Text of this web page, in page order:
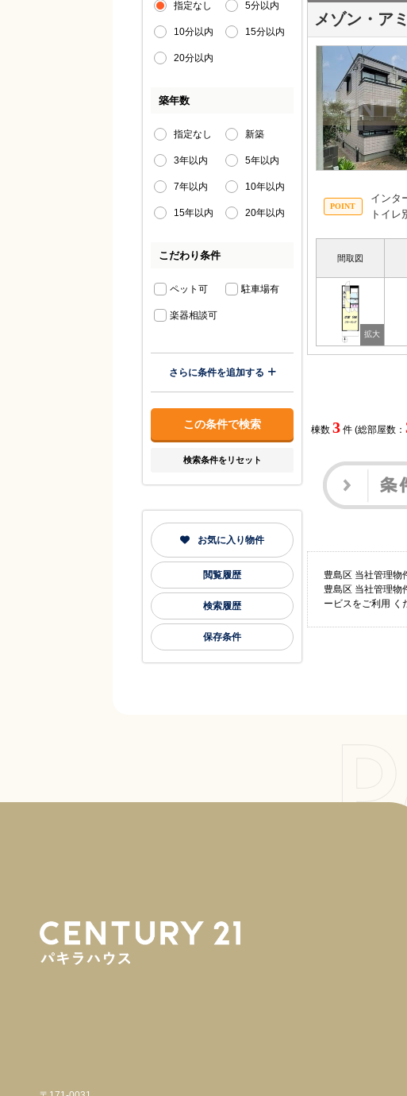
メゾン・ア
インタ
トイ
間取図
棟数 3 件 (総部屋数：
豊島区 当社管理物
豊島区 当社管理物
ービスをご利用 く
指定なし 5分以内
10分以内 15分以内
20分以内
築年数
指定なし 新築
3年以内 5年以内
7年以内 10年以内
15年以内 20年以内
こだわり条件
ペット可 駐車場有
楽器相談可
さらに条件を追加する
検索条件をリセット
お気に入り物件
閲覧履歴
検索履歴
保存条件